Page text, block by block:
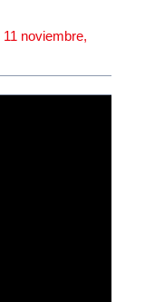
11 noviembre,